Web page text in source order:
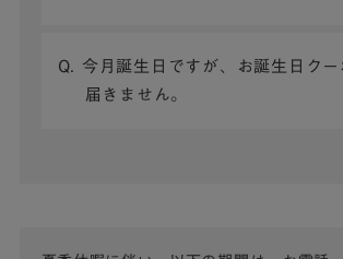
Q. 今月誕生日ですが、お誕生日クー
届きません。